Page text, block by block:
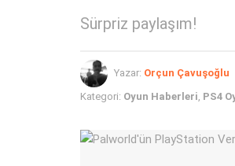
Sürpriz paylaşım!
Yazar: Orçun Çavuşoğlu
Kategori: Oyun Haberleri, PS4